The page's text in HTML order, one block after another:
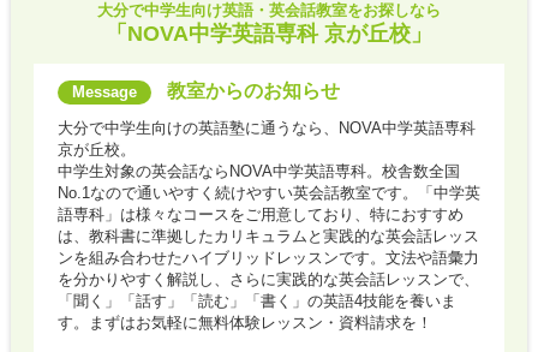
大分で中学生向け英語・英会話教室をお探しなら
「NOVA中学英語専科 京が丘校」
教室からのお知らせ
大分で中学生向けの英語塾に通うなら、NOVA中学英語専科
京が丘校。
中学生対象の英会話ならNOVA中学英語専科。校舎数全国
No.1なので通いやすく続けやすい英会話教室です。「中学英
語専科」は様々なコースをご用意しており、特におすすめ
は、教科書に準拠したカリキュラムと実践的な英会話レッス
ンを組み合わせたハイブリッドレッスンです。文法や語彙力
を分かりやすく解説し、さらに実践的な英会話レッスンで、
「聞く」「話す」「読む」「書く」の英語4技能を養いま
す。まずはお気軽に無料体験レッスン・資料請求を！